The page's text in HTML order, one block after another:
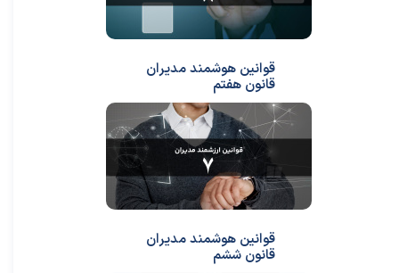
قوانین هوشمند مدیران
قانون هفتم
قوانین هوشمند مدیران
قانون ششم